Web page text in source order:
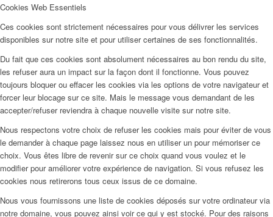
Cookies Web Essentiels
Ces cookies sont strictement nécessaires pour vous délivrer les services
disponibles sur notre site et pour utiliser certaines de ses fonctionnalités.
Du fait que ces cookies sont absolument nécessaires au bon rendu du site,
les refuser aura un impact sur la façon dont il fonctionne. Vous pouvez
toujours bloquer ou effacer les cookies via les options de votre navigateur et
forcer leur blocage sur ce site. Mais le message vous demandant de les
accepter/refuser reviendra à chaque nouvelle visite sur notre site.
Nous respectons votre choix de refuser les cookies mais pour éviter de vous
le demander à chaque page laissez nous en utiliser un pour mémoriser ce
choix. Vous êtes libre de revenir sur ce choix quand vous voulez et le
modifier pour améliorer votre expérience de navigation. Si vous refusez les
cookies nous retirerons tous ceux issus de ce domaine.
Nous vous fournissons une liste de cookies déposés sur votre ordinateur via
notre domaine, vous pouvez ainsi voir ce qui y est stocké. Pour des raisons